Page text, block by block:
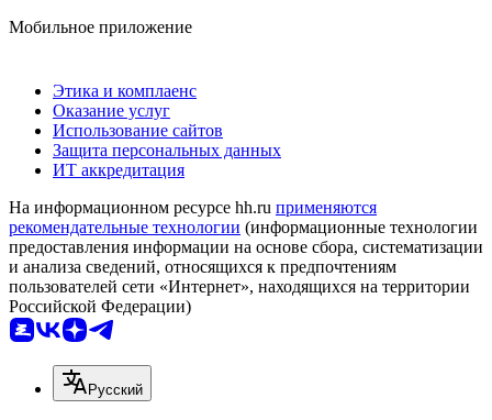
Мобильное приложение
Этика и комплаенс
Оказание услуг
Использование сайтов
Защита персональных данных
ИТ аккредитация
На информационном ресурсе hh.ru применяются
рекомендательные технологии (информационные технологии
предоставления информации на основе сбора, систематизации
и анализа сведений, относящихся к предпочтениям
пользователей сети «Интернет», находящихся на территории
Российской Федерации)
Русский